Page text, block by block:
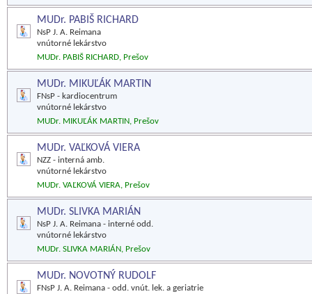
MUDr. PABIŠ RICHARD
NsP J. A. Reimana
vnútorné lekárstvo
MUDr. PABIŠ RICHARD, Prešov
MUDr. MIKUĽÁK MARTIN
FNsP - kardiocentrum
vnútorné lekárstvo
MUDr. MIKUĽÁK MARTIN, Prešov
MUDr. VAĽKOVÁ VIERA
NZZ - interná amb.
vnútorné lekárstvo
MUDr. VAĽKOVÁ VIERA, Prešov
MUDr. SLIVKA MARIÁN
NsP J. A. Reimana - interné odd.
vnútorné lekárstvo
MUDr. SLIVKA MARIÁN, Prešov
MUDr. NOVOTNÝ RUDOLF
FNsP J. A. Reimana - odd. vnút. lek. a geriatrie